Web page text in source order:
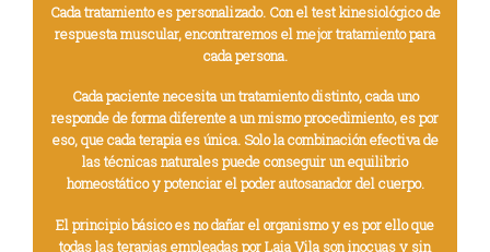
Cada tratamiento es personalizado. Con el test kinesiológico de
respuesta muscular, encontraremos el mejor tratamiento para
cada persona.
Cada paciente necesita un tratamiento distinto, cada uno
responde de forma diferente a un mismo procedimiento, es por
eso, que cada terapia es única. Solo la combinación efectiva de
las técnicas naturales puede conseguir un equilibrio
homeostático y potenciar el poder autosanador del cuerpo.
El principio básico es no dañar el organismo y es por ello que
todas las terapias empleadas por Laia Vila son inocuas y sin